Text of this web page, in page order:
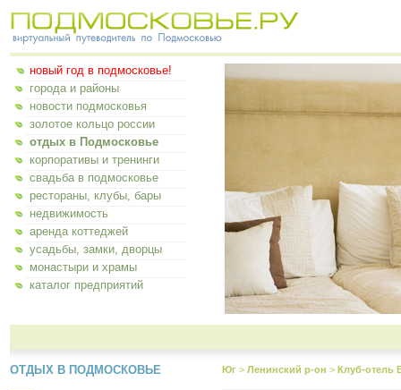
новый год в подмосковье!
города и районы
новости подмосковья
золотое кольцо россии
отдых в Подмосковье
корпоративы и тренинги
свадьба в подмосковье
рестораны, клубы, бары
недвижимость
аренда коттеджей
усадьбы, замки, дворцы
монастыри и храмы
каталог предприятий
ОТДЫХ В ПОДМОСКОВЬЕ Юг > Ленинский р-он > Клуб-отель